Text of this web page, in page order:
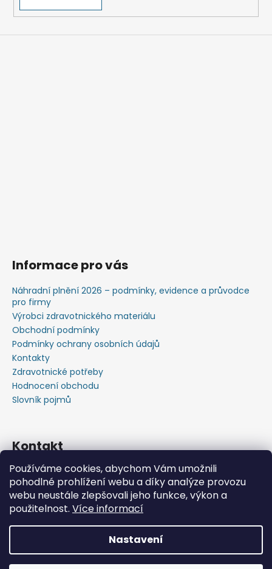
Používáme cookies, abychom Vám umožnili
pohodlné prohlížení webu a díky analýze provozu
webu neustále zlepšovali jeho funkce, výkon a
použitelnost. Více informací
Nastavení
📦 Minimální objednávka již od 600 Kč bez DPH • Rychlý
Informace pro vás
Náhradní plnění 2026 – podmínky, evidence a průvodce
pro firmy
Výrobci zdravotnického materiálu
Obchodní podmínky
Podmínky ochrany osobních údajů
Kontakty
Zdravotnické potřeby
Hodnocení obchodu
Slovník pojmů
Kontakt
+420603583759 ,+420734720049
https://www.facebook.com/profile.php?id=615793934
37445
https://www.youtube.com/@michalverner7685